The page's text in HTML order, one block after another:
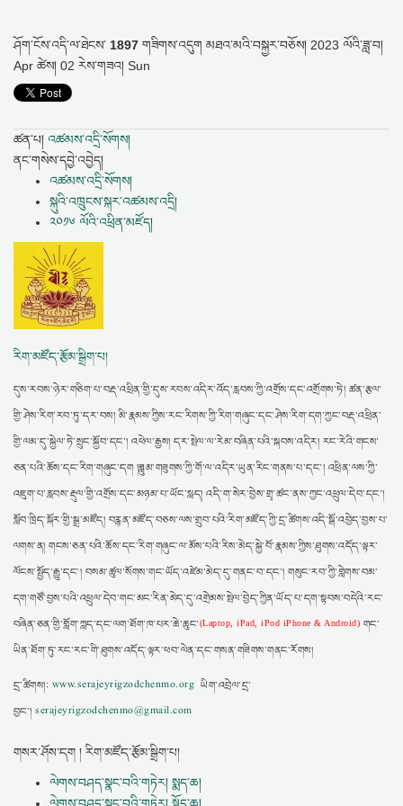
ཡོན་ཏན་ཡར་ངོའི་ཟླ་བཞ
འཕྲུལ་དེབ་ལྐོག་ཚོང་བྱས་པར་དགག་པ།
འཕྲུལ་དེབ་ལྐོག་ཚོང་བྱེད་བཞིན་ཡོད་པར་ཤེས་རྟོགས་བྱུང་བས་དེ་དག་
འཚམས་གཟ: བཙན་བྱོལ་བོད་མིའི་ཆབ་སྲིད་ཀྱི་དབུ་ཁྲིད་སྲིད་སྐྱོང་སྤེན་པ་ཚེ་རིང་
མཆོག་གིས་སྲིད་སྐྱོང་གི་མཛད་ཁུར་བཞེས་
བཀའ་དྲིན་རྗེས་དྲན་གྱི་གཟེངས་བསྟོད་བྱམས་བརྩེའི་འོད་སྣང་།
ཕེབས་པའི་བཀའ་དྲིན་རྗེས་དྲན་གྱི་གཟེངས་བསྟོད་བྱམས་བརྩེའི་འོད་སྣང་།སྲིད་གསུམ་
འཇིག་རྟེན
ཤོག་ངོས་འདི་ལ་ཐེངས་ 1897 གཟིགས་འདུག མཐའ་མའི་བསྐྱར་བཅོས། 2023 ལོའི་ཟླ་བ།
Apr ཚེས། 02 རེས་གཟའ། Sun
ཚན་པ། འཚམས་འདྲི་སོགས།
ནང་གསེས་དབྱེ་འབྱེད།
འཚམས་འདྲི་སོགས།
སྐུའི་འཁྲུངས་སྐར་འཚམས་འདྲི།
༢༠༡༦ ལོའི་འཕྲིན་མཛོད།
རིག་མཛོད་རྩོམ་སྒྲིག་པ།
དུས་རབས་ཉེར་གཅིག་པ་བརྡ་འཕྲིན་གྱི་དུས་རབས་འདིར་འོད་རླབས་ཀྱི་འགྲོས་དང་འགྲོགས་ཏེ། ཚན་རྩལ་
གྱི་ཤེས་རིག་རབ་ཏུ་དར་བས། མི་རྣམས་ཀྱིས་རང་རིགས་ཀྱི་རིག་གཞུང་དང་ཤེས་རིག་དག་ཀྱང་བརྡ་འཕྲིན་
གྱི་ལམ་དུ་སྐྱེལ་ཏེ་སྲུང་སྐྱོབ་དང་། འཕེལ་རྒྱས། དར་སྤེལ་ལ་རེམ་བཞིན་པའི་སྐབས་འདིར། རང་རེའི་གངས་
ཅན་པའི་ཆོས་དང་རིག་གཞུང་དག །ཟླུམ་གཟུགས་ཀྱི་གོ་ལ་འདིར་ཡུན་རིང་གནས་པ་དང་། འཕྲིན་ལས་ཀྱི་
འཇུག་པ་རླབས་རྡུལ་གྱི་འགྲོས་དང་མཉམ་པ་ཡོང་སླད། འདི་ག་སེར་བྱེས་གྲྭ་ཚང་ནས་ཀྱང་འཕྲུལ་དེབ་དང་།
སློབ་ཁྲིད་སྐོར་གྱི་སྒྲ་མཛོད། བརྙན་མཛོད་བཅས་ལས་གྲུབ་པའི་རིག་མཛོད་ཀྱི་དྲ་ཚིགས་འདི་སྒོ་འབྱེད་བྱས་པ་
ལགས་ན། གངས་ཅན་པའི་ཆོས་དང་རིག་གཞུང་ལ་མོས་པའི་རིས་མེད་སྐྱེ་བོ་རྣམས་ཀྱིས་ཐུགས་འདོད་ལྟར་
ལོངས་སྤྱོད་རྒྱུ་དང་། བསམ་ཚུལ་སོགས་གང་ཡོད་འཛེམ་མེད་དུ་གནང་བ་དང་། གསུང་རབ་ཀྱི་གླེགས་བམ་
དག་གཙོ་བྱས་པའི་འཕྲུལ་དེབ་གང་མང་རིན་མེད་དུ་འགྲེམས་སྤེལ་བྱེད་ཀྱིན་ཡོད་པ་དག་སྟབས་བདེའི་རང་
བཞིན་ཅན་གྱི་གློག་ཀླད་དང་ལག་ཐོག་ཁ་པར་ཆེ་ཆུང་(Laptop, iPad, iPod iPhone & Android) གང་
ཡིན་ཐོག་ཏུ་རང་རང་གི་ཐུགས་འདོད་ལྟར་ཕབ་ལེན་དང་གསན་གཟིགས་གནང་རོགས།
དྲ་ཚིགས།: www.serajeyrigzodchenmo.org ཡིག་འབྲེལ་དྲ་
བྱང་།serajeyrigzodchenmo@gmail.com
གསར་ཤོས་དག ། རིག་མཛོད་རྩོམ་སྒྲིག་པ།
ལེགས་བཤད་སྣང་བའི་གཏེར། སྨད་ཆ།